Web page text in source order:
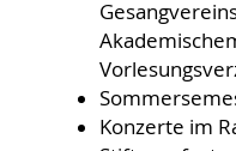
Konzerte im